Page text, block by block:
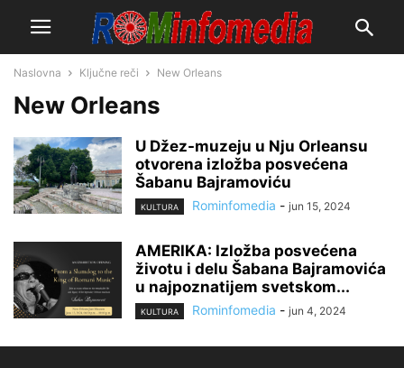
Naslovna Ključne reči New Orleans
New Orleans
U Džez-muzeju u Nju Orleansu
otvorena izložba posvećena
Šabanu Bajramoviću
KULTURA Rominfomedia - jun 15, 2024
AMERIKA: Izložba posvećena
životu i delu Šabana Bajramovića
u najpoznatijem svetskom...
KULTURA Rominfomedia - jun 4, 2024